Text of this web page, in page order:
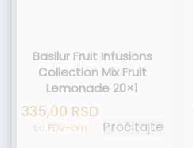
Basilur Fruit Infusions
Collection Mix Fruit
Lemonade 20×1
335,00 RSD
sa PDV-om Pročitajte